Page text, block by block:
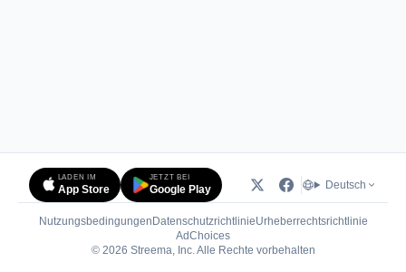
LADEN IM
App Store
JETZT BEI
Google Play Deutsch
Nutzungsbedingungen DatenschutzrichtlinieUrheberrechtsrichtlinie
AdChoices(öffnet in neuem Tab)
© 2026 Streema, Inc. Alle Rechte vorbehalten